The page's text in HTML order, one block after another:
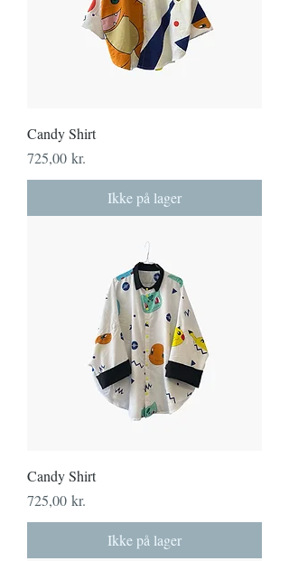
Candy Shirt
Pris
725,00 kr.
Ikke på lager
Candy Shirt
Pris
725,00 kr.
Ikke på lager